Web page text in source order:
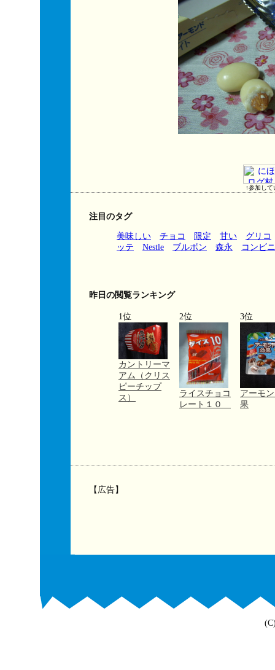
↑参加して
注目のタグ
美味しい チョコ 限定 甘い
グリコ
ッテ
Nestle ブルボン 森永 コンビニ
昨日の閲覧ランキング
1位
カントリーマ
アム（クリス
ピーチップ
ス）
2位
ライスチョコ
レート１０
3位
アーモ
果
【広告】